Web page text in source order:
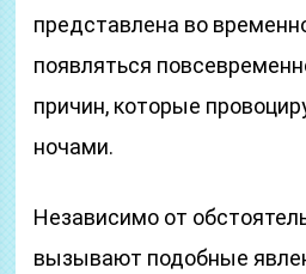
представлена во
появляться
причин, которые
ночами.
Независимо от
вызывают подобные